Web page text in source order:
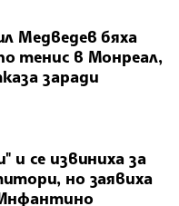
Медведев бяха
тенис в Монреал,
заради
и се извиниха за
но заявиха